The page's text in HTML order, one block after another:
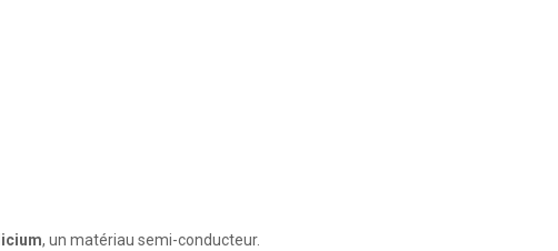
, un matériau semi-conducteur.